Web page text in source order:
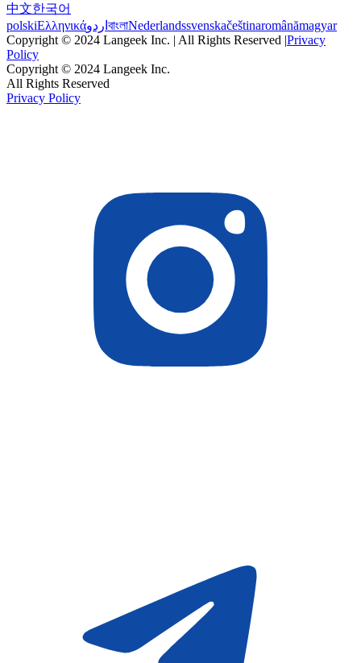
中文한국어
polskiΕλληνικάاردو বাংলাNederlandssvenskačeštinaromânămagyar
Copyright © 2024 Langeek Inc. | All Rights Reserved |Privacy
Policy
Copyright © 2024 Langeek Inc.
All Rights Reserved
Privacy Policy